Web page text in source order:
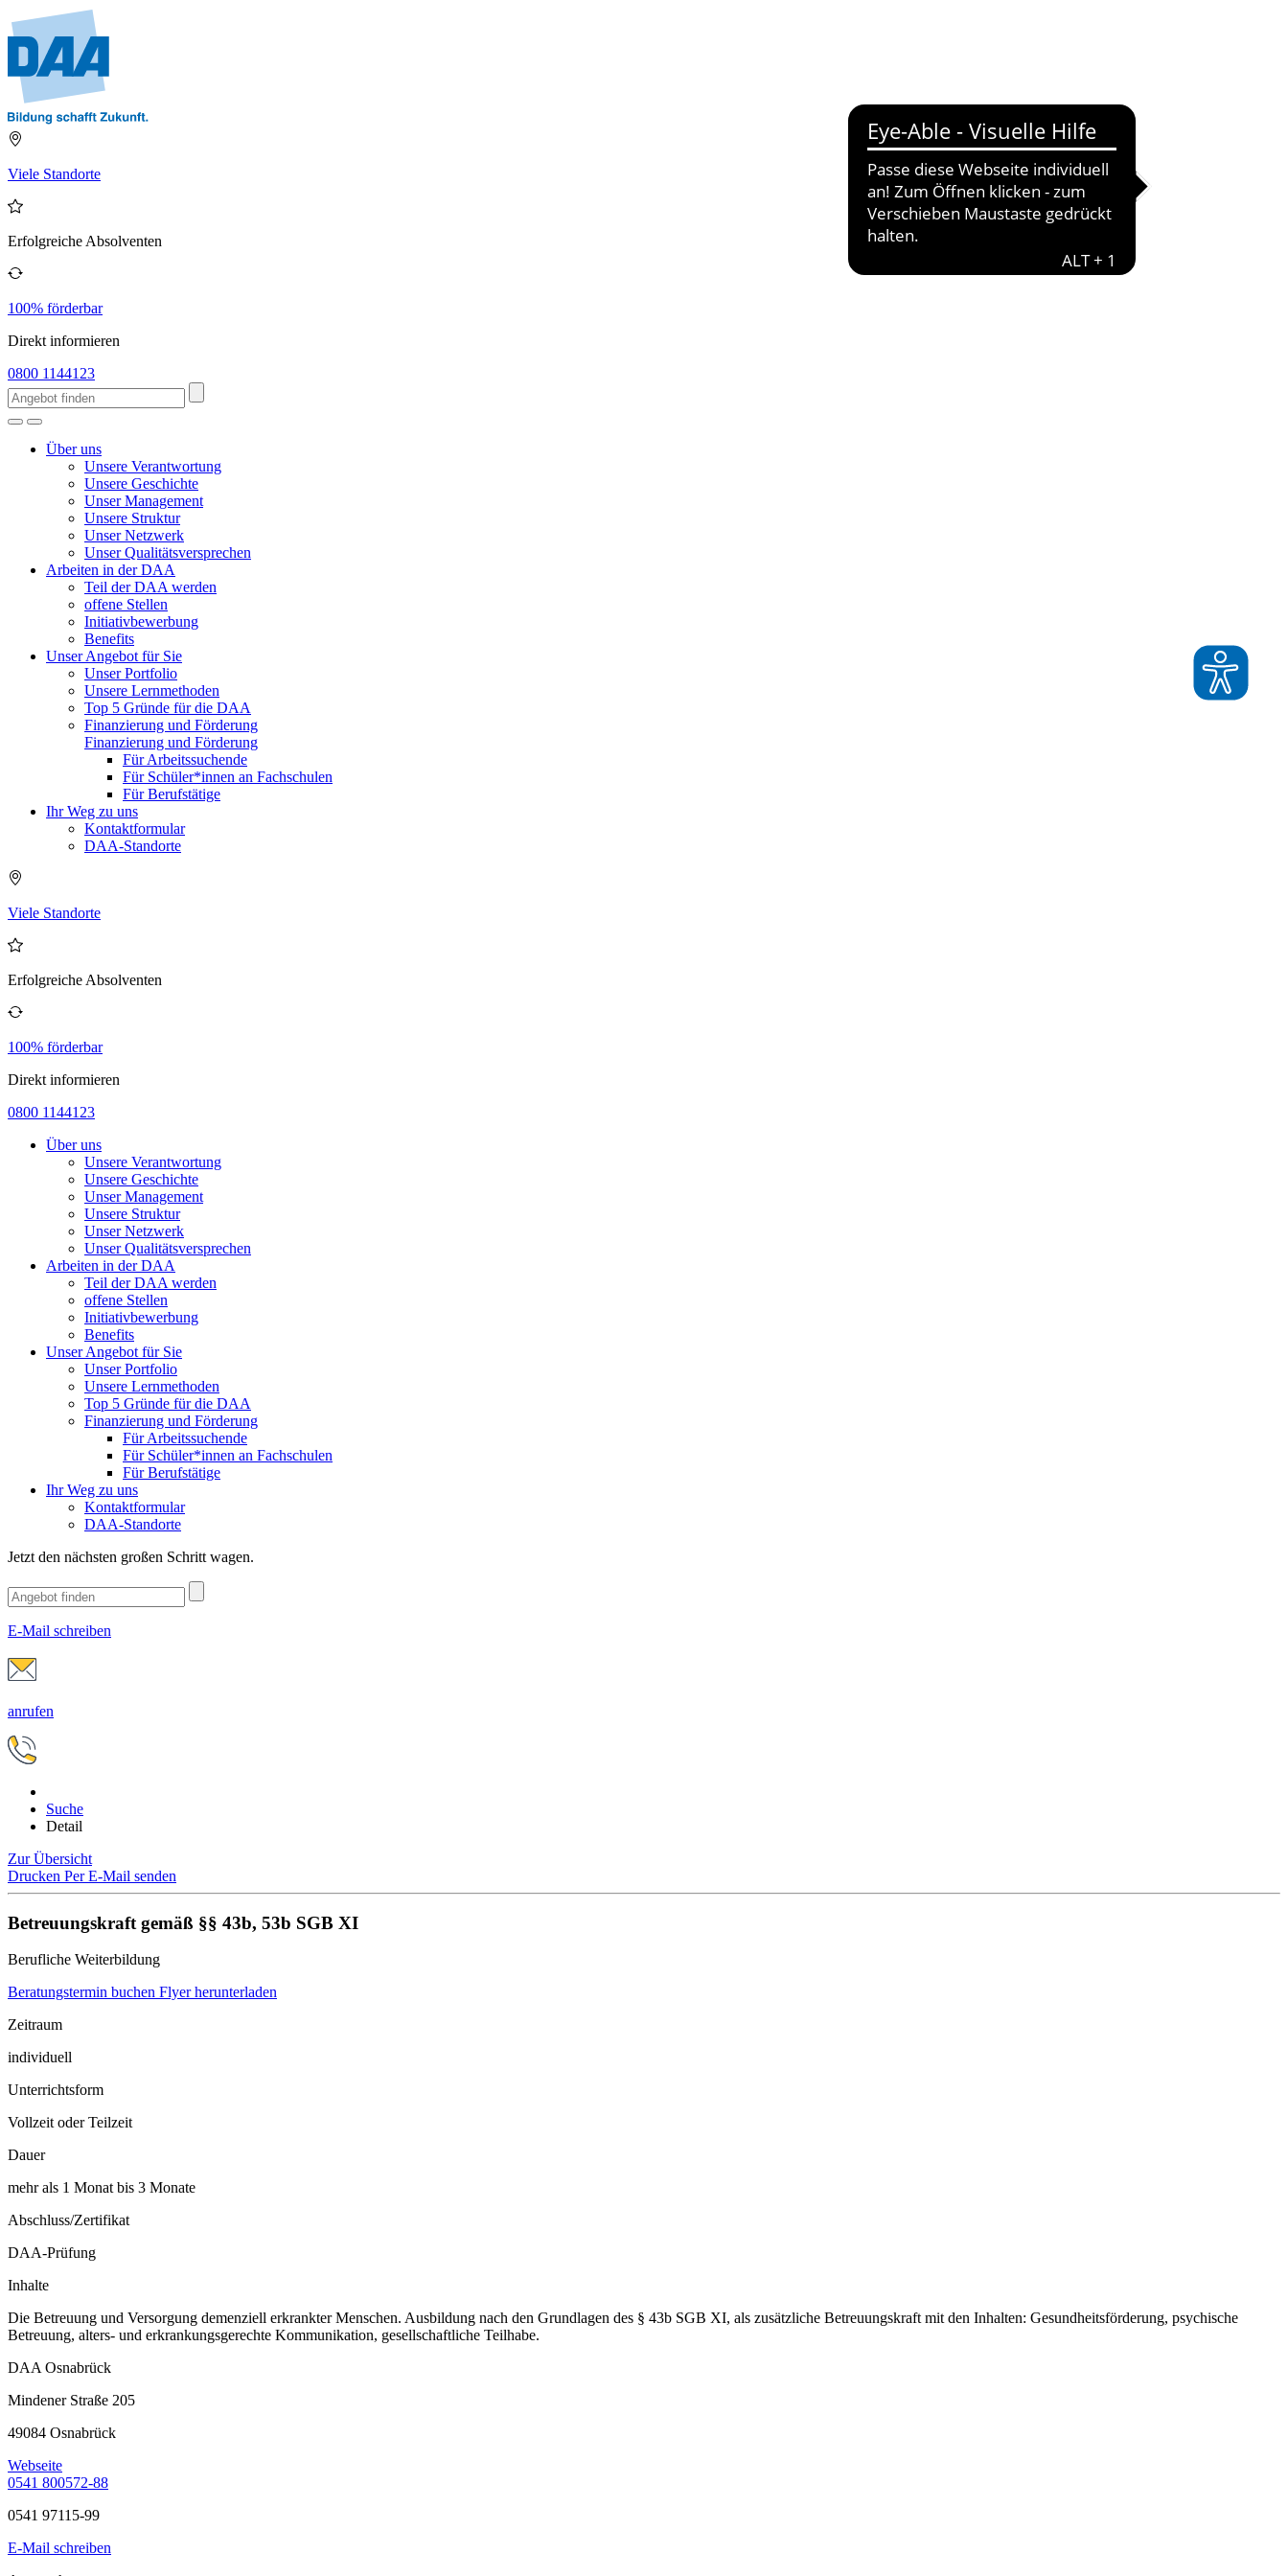
Viele Standorte
Erfolgreiche Absolventen
100% förderbar
Direkt informieren
0800 1144123
Über uns
Unsere Verantwortung
Unsere Geschichte
Unser Management
Unsere Struktur
Unser Netzwerk
Unser Qualitätsversprechen
Arbeiten in der DAA
Teil der DAA werden
offene Stellen
Initiativbewerbung
Benefits
Unser Angebot für Sie
Unser Portfolio
Unsere Lernmethoden
Top 5 Gründe für die DAA
Finanzierung und Förderung
Finanzierung und Förderung
Für Arbeitssuchende
Für Schüler*innen an Fachschulen
Für Berufstätige
Ihr Weg zu uns
Kontaktformular
DAA-Standorte
Viele Standorte
Erfolgreiche Absolventen
100% förderbar
Direkt informieren
0800 1144123
Über uns
Unsere Verantwortung
Unsere Geschichte
Unser Management
Unsere Struktur
Unser Netzwerk
Unser Qualitätsversprechen
Arbeiten in der DAA
Teil der DAA werden
offene Stellen
Initiativbewerbung
Benefits
Unser Angebot für Sie
Unser Portfolio
Unsere Lernmethoden
Top 5 Gründe für die DAA
Finanzierung und Förderung
Für Arbeitssuchende
Für Schüler*innen an Fachschulen
Für Berufstätige
Ihr Weg zu uns
Kontaktformular
DAA-Standorte
Jetzt den nächsten großen Schritt wagen.
E-Mail schreiben
anrufen
Suche
Detail
Zur Übersicht
Drucken Per E-Mail senden
Betreuungskraft gemäß §§ 43b, 53b SGB XI
Berufliche Weiterbildung
Beratungstermin buchen Flyer herunterladen
Zeitraum
individuell
Unterrichtsform
Vollzeit oder Teilzeit
Dauer
mehr als 1 Monat bis 3 Monate
Abschluss/Zertifikat
DAA-Prüfung
Inhalte
Die Betreuung und Versorgung demenziell erkrankter Menschen. Ausbildung nach den Grundlagen des § 43b SGB XI, als zusätzliche Betreuungskraft mit den Inhalten: Gesundheitsförderung, psychische
Betreuung, alters- und erkrankungsgerechte Kommunikation, gesellschaftliche Teilhabe.
DAA Osnabrück
Mindener Straße 205
49084 Osnabrück
Webseite
0541 800572-88
0541 97115-99
E-Mail schreiben